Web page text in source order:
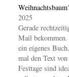
2025
Gerade
Mail
ein eigenes
mal den Text
Festtage sind